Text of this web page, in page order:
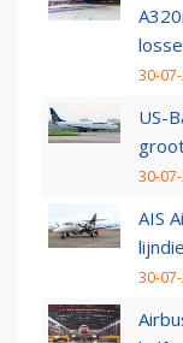
30-
US-
30-
AIS
30-